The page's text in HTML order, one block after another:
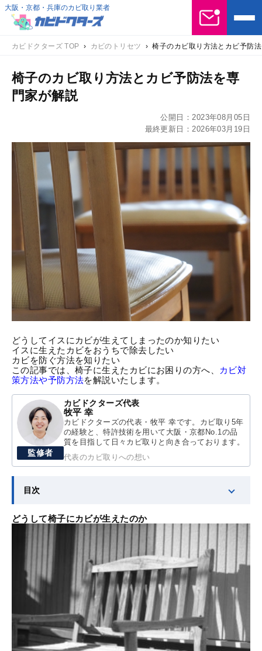
大阪・京都・兵庫のカビ取り業者
カビドクターズ TOP › カビのトリセツ › 椅子のカビ取り方法とカビ予防
椅子のカビ取り方法とカビ予防法を専
門家が解説
公開日：2023年08月05日
最終更新日：2026年03月19日
どうしてイスにカビが生えてしまったのか知りたい
イスに生えたカビをおうちで除去したい
カビを防ぐ方法を知りたい
この記事では、椅子に生えたカビにお困りの方へ、
カビ対
策方法や予防方法を解説いたします。
監修者
カビドクターズ代表
牧平 幸
カビドクターズの代表・牧平 幸です。カビ取り5年
の経験と、特許技術を用いて大阪・京都No.1の品
質を目指して日々カビ取りと向き合っております。
代表のカビ取りへの想い
目次
どうして椅子にカビが生えたのか